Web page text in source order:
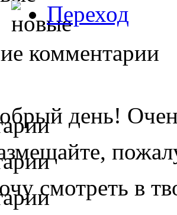
Переход
комментарии
день!
смотреть в